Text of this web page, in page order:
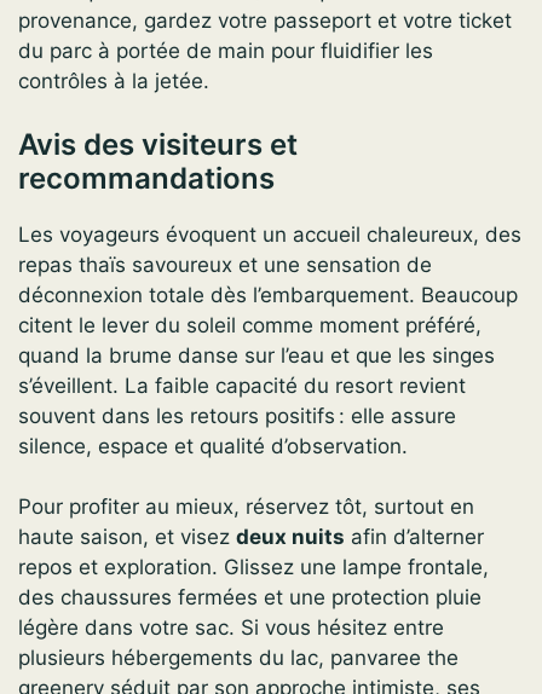
provenance, gardez votre passeport et votre ticket
du parc à portée de main pour fluidifier les
contrôles à la jetée.
Avis des visiteurs et
recommandations
Les voyageurs évoquent un accueil chaleureux, des
repas thaïs savoureux et une sensation de
déconnexion totale dès l’embarquement. Beaucoup
citent le lever du soleil comme moment préféré,
quand la brume danse sur l’eau et que les singes
s’éveillent. La faible capacité du resort revient
souvent dans les retours positifs : elle assure
silence, espace et qualité d’observation.
Pour profiter au mieux, réservez tôt, surtout en
haute saison, et visez deux nuits afin d’alterner
repos et exploration. Glissez une lampe frontale,
des chaussures fermées et une protection pluie
légère dans votre sac. Si vous hésitez entre
plusieurs hébergements du lac, panvaree the
greenery séduit par son approche intimiste, ses